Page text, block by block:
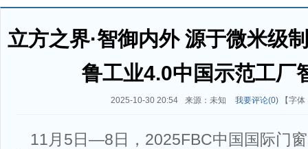
立方之界·智御内外 源于微米级
鲁工业4.0中国示范工厂
2025-10-30 20:54 来源：未知 我要评论(0)【字体
11月5日—8日，2025FBC中国国际门